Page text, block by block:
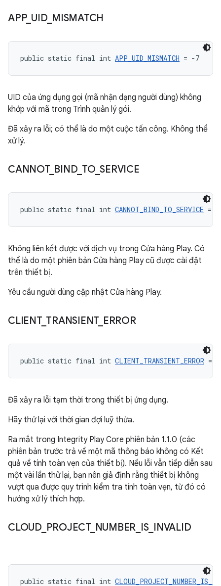
APP_ UID_ MISMATCH
public static final int APP_UID_MISMATCH = -7
UID của ứng dụng gọi (mã nhận dạng người dùng) không
khớp với mã trong Trình quản lý gói.
Đã xảy ra lỗi; có thể là do một cuộc tấn công. Không thể
xử lý.
CANNOT_ BIND_ TO_SERVICE
public static final int CANNOT_BIND_TO_SERVICE = -
Không liên kết được với dịch vụ trong Cửa hàng Play. Có
thể là do một phiên bản Cửa hàng Play cũ được cài đặt
trên thiết bị.
Yêu cầu người dùng cập nhật Cửa hàng Play.
CLIENT_ TRANSIENT_ ERROR
public static final int CLIENT_TRANSIENT_ERROR = -
Đã xảy ra lỗi tạm thời trong thiết bị ứng dụng.
Hãy thử lại với thời gian đợi luỹ thừa.
Ra mắt trong Integrity Play Core phiên bản 1.1.0 (các
phiên bản trước trả về một mã thông báo không có Kết
quả về tính toàn vẹn của thiết bị). Nếu lỗi vẫn tiếp diễn sau
một vài lần thử lại, bạn nên giả định rằng thiết bị không
vượt qua được quy trình kiểm tra tính toàn vẹn, từ đó có
hướng xử lý thích hợp.
CLOUD_ PROJECT_ NUMBER IS_ INVALID
public static final int